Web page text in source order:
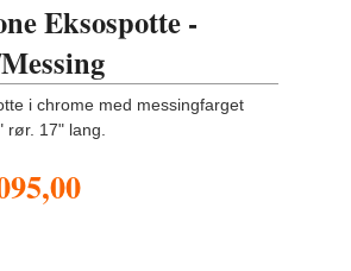
Eksospotte -
i chrome med messingfarget
rør. 17" lang.